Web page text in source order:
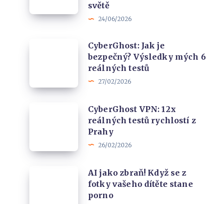
která
odkudkoliv
světě
24/06/2026
bezpečný?
testů
CyberGhost: Jak je
bezpečný? Výsledky mých 6
reálných testů
27/02/2026
reálných
CyberGhost VPN: 12x
reálných testů rychlostí z
Prahy
26/02/2026
AI jako zbraň! Když se z
fotky vašeho dítěte stane
porno